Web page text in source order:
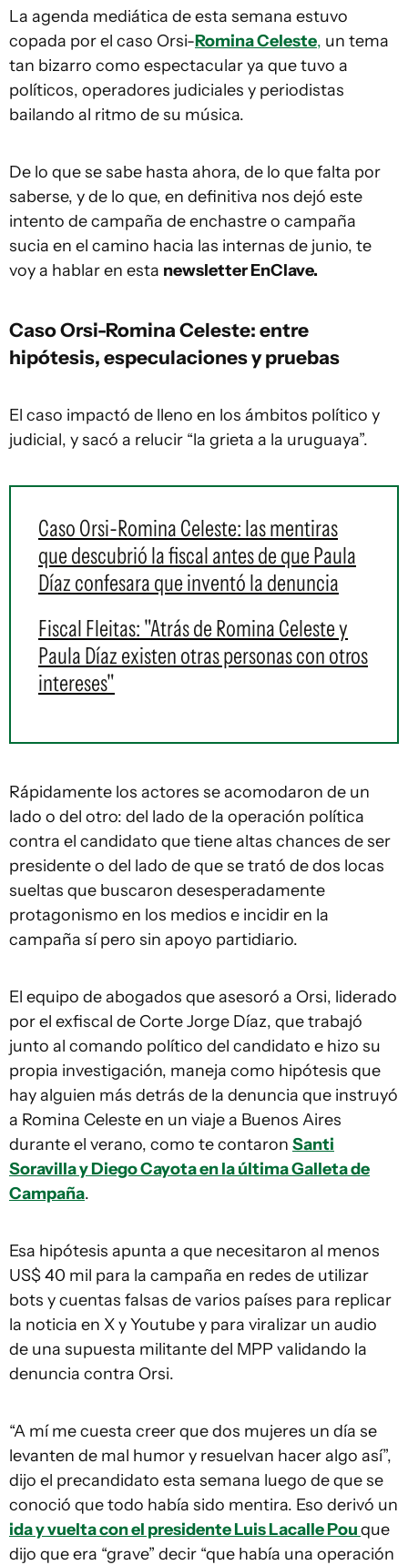
La agenda mediática de esta semana estuvo
copada por el caso Orsi-Romina Celeste, un tema
tan bizarro como espectacular ya que tuvo a
políticos, operadores judiciales y periodistas
bailando al ritmo de su música.
De lo que se sabe hasta ahora, de lo que falta por
saberse, y de lo que, en definitiva nos dejó este
intento de campaña de enchastre o campaña
sucia en el camino hacia las internas de junio, te
voy a hablar en esta newsletter EnClave.
Caso Orsi-Romina Celeste: entre
hipótesis, especulaciones y pruebas
El caso impactó de lleno en los ámbitos político y
judicial, y sacó a relucir “la grieta a la uruguaya”.
Caso Orsi-Romina Celeste: las mentiras
que descubrió la fiscal antes de que Paula
Díaz confesara que inventó la denuncia
Fiscal Fleitas: "Atrás de Romina Celeste y
Paula Díaz existen otras personas con otros
intereses"
Rápidamente los actores se acomodaron de un
lado o del otro: del lado de la operación política
contra el candidato que tiene altas chances de ser
presidente o del lado de que se trató de dos locas
sueltas que buscaron desesperadamente
protagonismo en los medios e incidir en la
campaña sí pero sin apoyo partidiario.
El equipo de abogados que asesoró a Orsi, liderado
por el exfiscal de Corte Jorge Díaz, que trabajó
junto al comando político del candidato e hizo su
propia investigación, maneja como hipótesis que
hay alguien más detrás de la denuncia que instruyó
a Romina Celeste en un viaje a Buenos Aires
durante el verano, como te contaron Santi
Soravilla y Diego Cayota en la última Galleta de
Campaña.
Esa hipótesis apunta a que necesitaron al menos
US$ 40 mil para la campaña en redes de utilizar
bots y cuentas falsas de varios países para replicar
la noticia en X y Youtube y para viralizar un audio
de una supuesta militante del MPP validando la
denuncia contra Orsi.
“A mí me cuesta creer que dos mujeres un día se
levanten de mal humor y resuelvan hacer algo así”,
dijo el precandidato esta semana luego de que se
conoció que todo había sido mentira. Eso derivó un
ida y vuelta con el presidente Luis Lacalle Pouque
dijo que era “grave” decir “que había una operación